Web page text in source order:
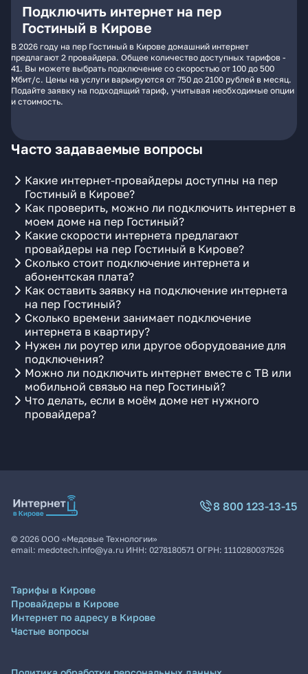
Подключить интернет на пер
Гостиный в Кирове
В 2026 году на пер Гостиный в Кирове домашний интернет
предлагают 2 провайдера. Общее количество доступных тарифов -
41. Вы можете выбрать подключение со скоростью от 100 до 500
Мбит/с. Цены на услуги варьируются от 750 до 2100 рублей в месяц.
Подайте заявку на подходящий тариф, учитывая необходимые опции
и стоимость.
Часто задаваемые вопросы
Какие интернет-провайдеры доступны на пер
Гостиный в Кирове?
Как проверить, можно ли подключить интернет в
моем доме на пер Гостиный?
Какие скорости интернета предлагают
провайдеры на пер Гостиный в Кирове?
Сколько стоит подключение интернета и
абонентская плата?
Как оставить заявку на подключение интернета
на пер Гостиный?
Сколько времени занимает подключение
интернета в квартиру?
Нужен ли роутер или другое оборудование для
подключения?
Можно ли подключить интернет вместе с ТВ или
мобильной связью на пер Гостиный?
Что делать, если в моём доме нет нужного
провайдера?
8 800 123-13-15
© 2026 ООО «Медовые Технологии»
email: medotech.info@ya.ru ИНН: 0278180571 ОГРН: 1110280037526
Тарифы в Кирове
Провайдеры в Кирове
Интернет по адресу в Кирове
Частые вопросы